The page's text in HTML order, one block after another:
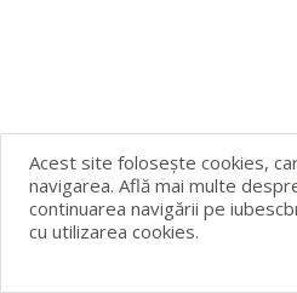
Acest site foloseşte cookies,
navigarea. Află mai multe
continuarea navigării pe
cu utilizarea cookies.